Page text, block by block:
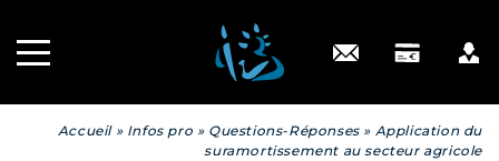
Engagé RSE
Contact
Accueil» Infos pro » Questions-Réponses» Application du
suramortissement au secteur agricole